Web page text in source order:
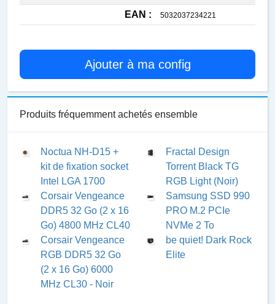
EAN : 5032037234221
Ajouter à ma config
Produits fréquemment achetés ensemble
Noctua NH-D15 +
kit de fixation socket
Intel LGA 1700
Fractal Design
Torrent Black TG
RGB Light (Noir)
Corsair Vengeance
DDR5 32 Go (2 x 16
Go) 4800 MHz CL40
Samsung SSD 990
PRO M.2 PCIe
NVMe 2 To
Corsair Vengeance
RGB DDR5 32 Go
(2 x 16 Go) 6000
MHz CL30 - Noir
be quiet! Dark Rock
Elite